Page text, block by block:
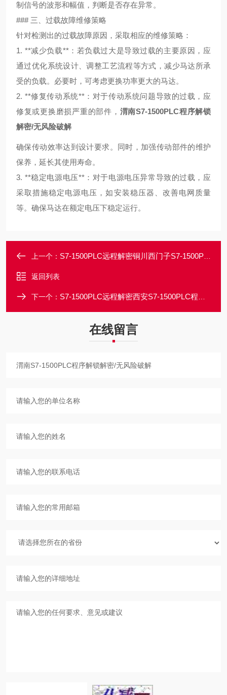
制信号的波形和幅值，判断是否存在异常。
### 三、过载故障维修策略
针对检测出的过载故障原因，采取相应的维修策略：
1. **减少负载**：若负载过大是导致过载的主要原因，应
通过优化系统设计、调整工艺流程等方式，减少马达所承
受的负载。必要时，可考虑更换功率更大的马达。
2. **修复传动系统**：对于传动系统问题导致的过载，应
修复或更换磨损严重的部件， 渭南S7-1500PLC程序解锁
解密/无风险破解
确保传动效率达到设计要求。同时，加强传动部件的维护
保养，延长其使用寿命。
3. **稳定电源电压**：对于电源电压异常导致的过载，应
采取措施稳定电源电压，如安装稳压器、改善电网质量
等。确保马达在额定电压下稳定运行。
上一个： S7-1500PLC远程解密铜川西门子S7-1500PLC程序上载密码忘记破解
返回列表
下一个： S7-1500PLC远程解密西安S7-1500PLC程序密码解密/可解出原密码
在线留言